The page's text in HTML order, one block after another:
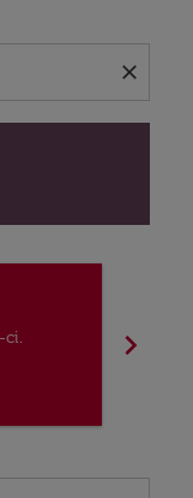
close
ci.
chevron_right